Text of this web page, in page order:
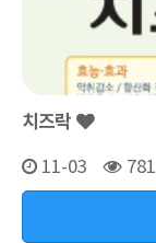
치즈락
11-03
781